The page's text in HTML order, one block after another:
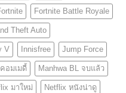
Fortnite Battle Royale
Theft Auto
V Innisfree Jump Force
อมเมดี้ Manhwa BL จบแล้ว
มาใหม่ Netflix หนังน่าดู